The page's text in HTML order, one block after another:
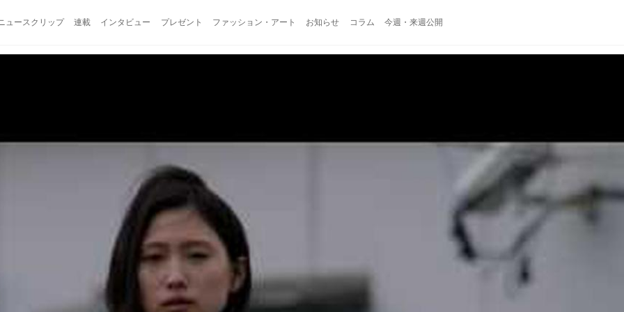
ュースクリップ 連載 インタビュー プレゼント ファッション・アート お知らせ コラム 今週・来週公開